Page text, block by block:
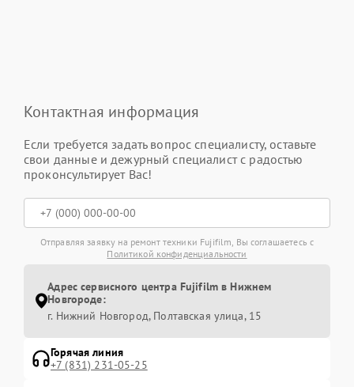
Контактная информация
Если требуется задать вопрос специалисту, оставьте
свои данные и дежурный специалист с радостью
проконсультирует Вас!
Отправляя заявку на ремонт техники Fujifilm, Вы соглашаетесь с
Политикой конфиденциальности
Адрес сервисного центра Fujifilm в Нижнем
Новгороде:
г. Нижний Новгород, Полтавская улица, 15
Горячая линия
+7 (831) 231-05-25